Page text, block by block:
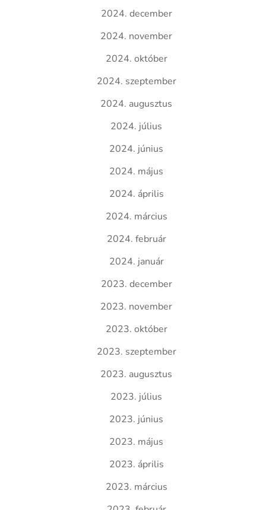
2024. december
2024. november
2024. október
2024. szeptember
2024. augusztus
2024. július
2024. június
2024. május
2024. április
2024. március
2024. február
2024. január
2023. december
2023. november
2023. október
2023. szeptember
2023. augusztus
2023. július
2023. június
2023. május
2023. április
2023. március